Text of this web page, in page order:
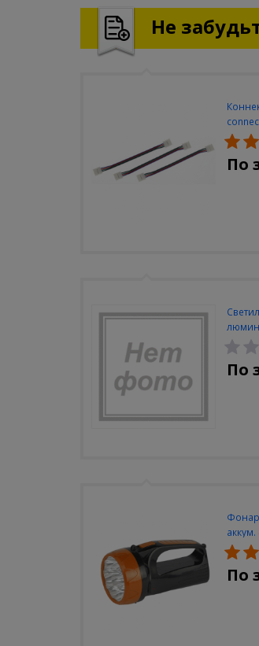
Не
(3шт/
По
840/WH
По
аккум.
вилка
По